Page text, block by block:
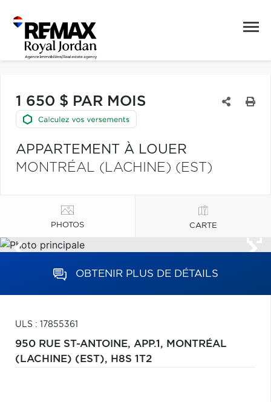
1 650 $ PAR MOIS
APPARTEMENT À LOUER
MONTRÉAL (LACHINE) (EST)
PHOTOS CARTE
OBTENIR PLUS DE DÉTAILS
ULS : 17855361
950 RUE ST-ANTOINE, APP.1, MONTRÉAL
(LACHINE) (EST), H8S 1T2